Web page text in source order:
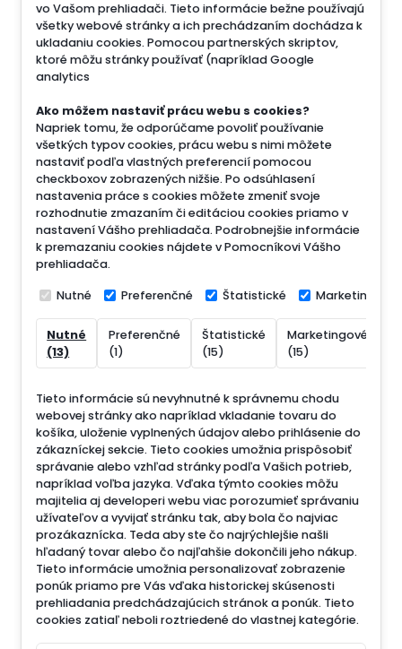
vo Vašom prehliadači. Tieto informácie bežne používajú
všetky webové stránky a ich prechádzaním dochádza k
ukladaniu cookies. Pomocou partnerských skriptov,
ktoré môžu stránky používať (napríklad Google
analytics
Ako môžem nastaviť prácu webu s cookies?
Napriek tomu, že odporúčame povoliť používanie
všetkých typov cookies, prácu webu s nimi môžete
nastaviť podľa vlastných preferencií pomocou
checkboxov zobrazených nižšie. Po odsúhlasení
nastavenia práce s cookies môžete zmeniť svoje
rozhodnutie zmazaním či editáciou cookies priamo v
nastavení Vášho prehliadača. Podrobnejšie informácie
k premazaniu cookies nájdete v Pomocníkovi Vášho
prehliadača.
Nutné Preferenčné Štatistické Marketingové
Nutné
(13)
Preferenčné
(1)
Štatistické
(15)
Marketingové
(15)
Tieto informácie sú nevyhnutné k správnemu chodu
webovej stránky ako napríklad vkladanie tovaru do
košíka, uloženie vyplnených údajov alebo prihlásenie do
zákazníckej sekcie. Tieto cookies umožnia prispôsobiť
správanie alebo vzhľad stránky podľa Vašich potrieb,
napríklad voľba jazyka. Vďaka týmto cookies môžu
majitelia aj developeri webu viac porozumieť správaniu
užívateľov a vyvijať stránku tak, aby bola čo najviac
prozákaznícka. Teda aby ste čo najrýchlejšie našli
hľadaný tovar alebo čo najľahšie dokončili jeho nákup.
Tieto informácie umožnia personalizovať zobrazenie
ponúk priamo pre Vás vďaka historickej skúsenosti
prehliadania predchádzajúcich stránok a ponúk. Tieto
cookies zatiaľ neboli roztriedené do vlastnej kategórie.